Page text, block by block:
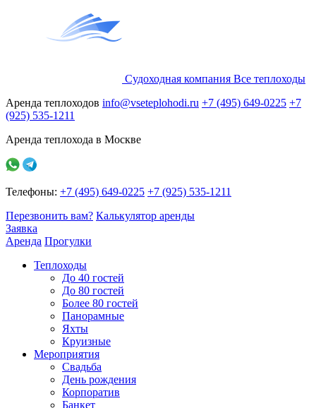
Судоходная компания Все теплоходы
Аренда теплоходов info@vseteplohodi.ru +7 (495) 649-0225 +7
(925) 535-1211
Аренда теплохода в Москве
Телефоны: +7 (495) 649-0225 +7 (925) 535-1211
Перезвонить вам? Калькулятор аренды
Заявка
Аренда Прогулки
Теплоходы
До 40 гостей
До 80 гостей
Более 80 гостей
Панорамные
Яхты
Круизные
Мероприятия
Свадьба
День рождения
Корпоратив
Банкет